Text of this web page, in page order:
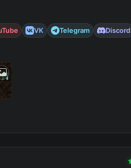
VK Telegram
Discord
||